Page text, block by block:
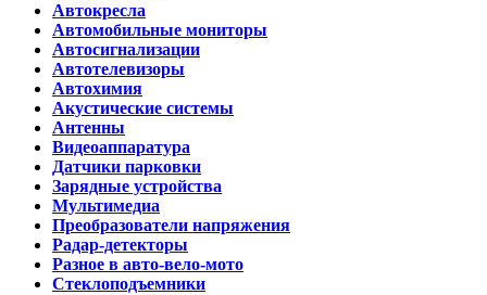
Автокресла
Автомобильные мониторы
Автосигнализации
Автотелевизоры
Автохимия
Акустические системы
Антенны
Видеоаппаратура
Датчики парковки
Зарядные устройства
Мультимедиа
Преобразователи напряжения
Радар-детекторы
Разное в авто-вело-мото
Стеклоподъемники